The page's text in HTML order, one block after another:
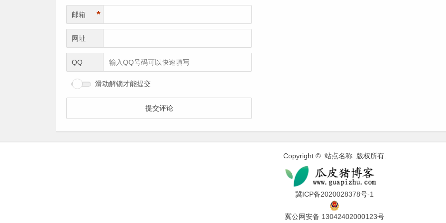
邮箱 *
网址
QQ
滑动解锁才能提交
Copyright © 站点名称 版权所有.
冀ICP备2020028378号-1
冀公网安备 13042402000123号